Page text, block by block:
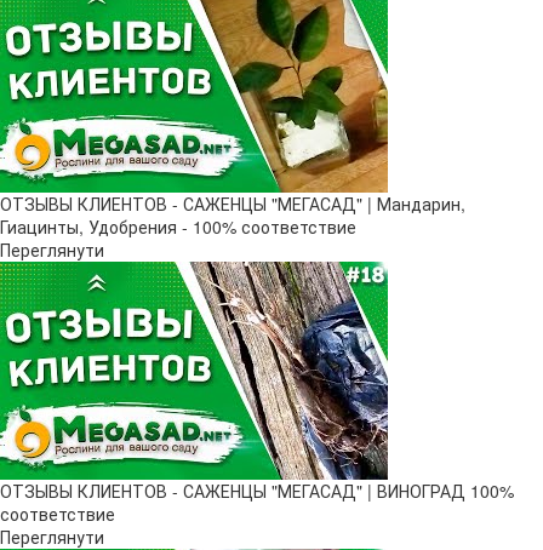
ОТЗЫВЫ КЛИЕНТОВ - САЖЕНЦЫ "МЕГАСАД" | Мандарин,
Гиацинты, Удобрения - 100% соответствие
Переглянути
ОТЗЫВЫ КЛИЕНТОВ - САЖЕНЦЫ "МЕГАСАД" | ВИНОГРАД 100%
соответствие
Переглянути